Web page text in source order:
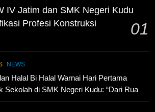
Surabaya
KURIKULUM PKL
Lebih Dekat dengan Bengkel
KURIKULUM PKL
IV Jatim dan SMK Negeri Kudu
Profesi Konstruksi
01
NEWS
Halal Bi Halal Warnai Hari Pertama
Sekolah di SMK Negeri Kudu: “Dari Ruang
Lahir Pemimpin, Inovator, dan